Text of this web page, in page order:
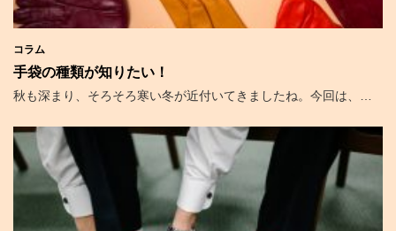
コラム
手袋の種類が知りたい！
秋も深まり、そろそろ寒い冬が近付いてきましたね。今回は、…